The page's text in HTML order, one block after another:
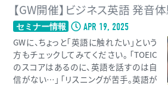
【GW開催】ビジネス英語 発音
セミナー情報 APR 19, 2025
GWに、ちょっと「英語に触れたい」という
方もチェックしてみてください。 「TOEIC
のスコアはあるのに、英語を話すのは自
信がない…」 「リスニングが苦手。英語が